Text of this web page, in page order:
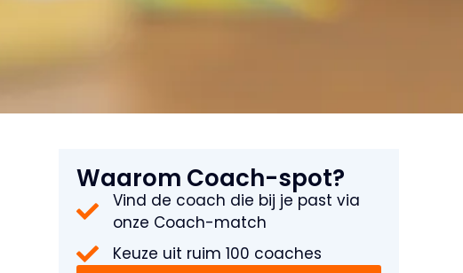
Waarom Coach-spot?
Vind de coach die bij je past via
onze Coach-match
Keuze uit ruim 100 coaches